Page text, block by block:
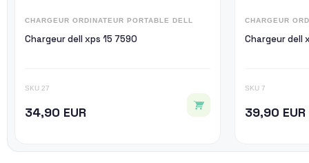
CHARGEUR ORDINATEUR PORTABLE DELL
Chargeur dell xps 15 7590
SKU 27
34,90 EUR
CHARGEUR
Chargeur dell
SKU 7
39,90 EUR